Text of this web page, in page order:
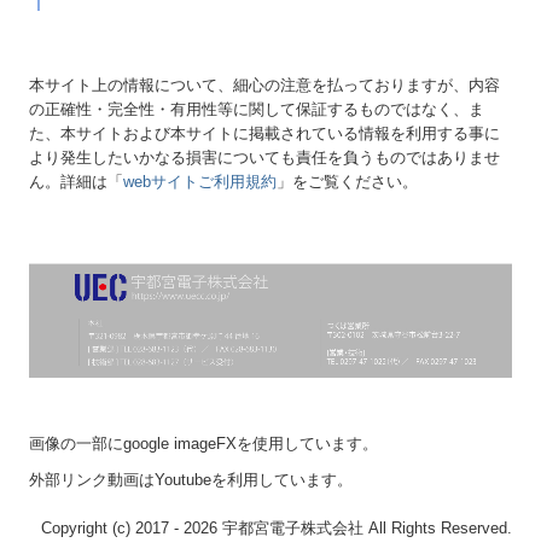
本サイト上の情報について、細心の注意を払っておりますが、内容
の正確性・完全性・有用性等に関して保証するものではなく、ま
た、本サイトおよび本サイトに掲載されている情報を利用する事に
より発生したいかなる損害についても責任を負うものではありませ
ん。詳細は「webサイトご利用規約 」をご覧ください。
画像の一部にgoogle imageFXを使用しています。
外部リンク動画はYoutubeを利用しています。
Copyright (c) 2017 - 2026 宇都宮電子株式会社 All Rights Reserved.